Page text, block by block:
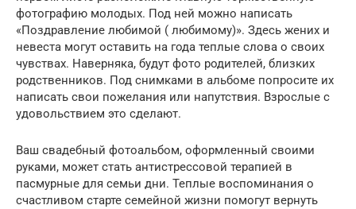
фотографию молодых. Под ней можно написать
«Поздравление любимой ( любимому)». Здесь жених и
невеста могут оставить на года теплые слова о своих
чувствах. Наверняка, будут фото родителей, близких
родственников. Под снимками в альбоме попросите их
написать свои пожелания или напутствия. Взрослые с
удовольствием это сделают.
Ваш свадебный фотоальбом, оформленный своими
руками, может стать антистрессовой терапией в
пасмурные для семьи дни. Теплые воспоминания о
счастливом старте семейной жизни помогут вернуть